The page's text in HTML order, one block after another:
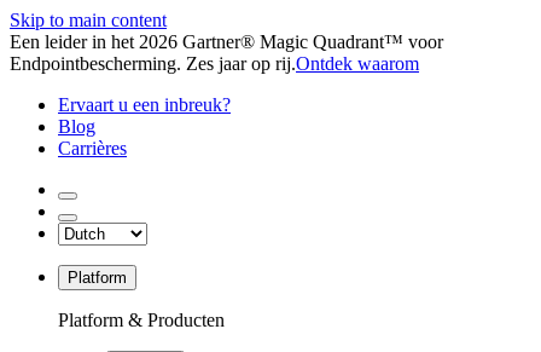
Skip to main content
Een leider in het 2026 Gartner® Magic Quadrant™ voor
Endpointbescherming. Zes jaar op rij.Ontdek waarom
Ervaart u een inbreuk?
Blog
Carrières
Platform
Platform & Producten